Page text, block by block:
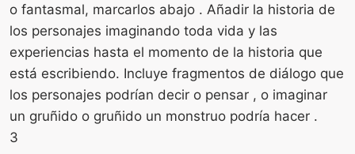
o fantasmal, marcarlos abajo . Añadir la historia de
los personajes imaginando toda vida y las
experiencias hasta el momento de la historia que
está escribiendo. Incluye fragmentos de diálogo que
los personajes podrían decir o pensar , o imaginar
un gruñido o gruñido un monstruo podría hacer .
3